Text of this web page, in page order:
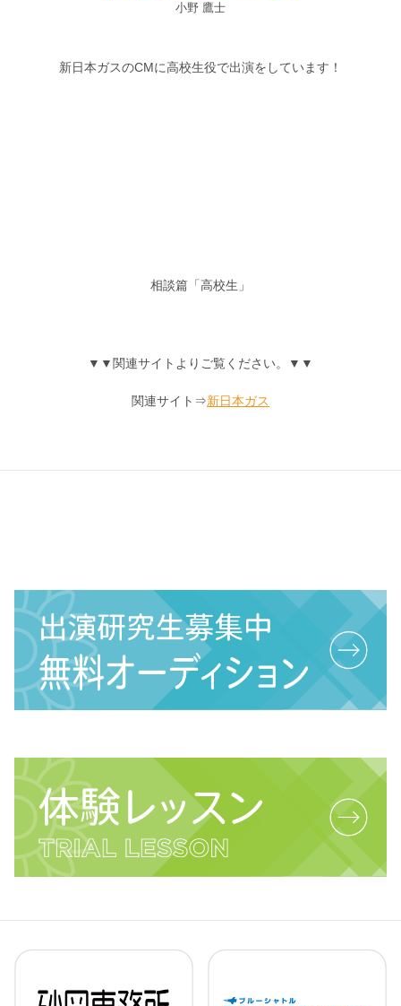
小野 鷹士
新日本ガスのCMに高校生役で出演をしています！
相談篇「高校生」
▼▼関連サイトよりご覧ください。▼▼
関連サイト⇒新日本ガス